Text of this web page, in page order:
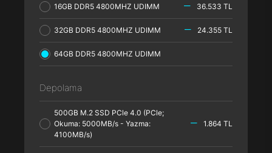
16GB DDR5 4800MHZ UDIMM 36.533 TL
32GB DDR5 4800MHZ UDIMM 24.355 TL
64GB DDR5 4800MHZ UDIMM
Depolama
500GB M.2 SSD PCle 4.0 (PCle;
Okuma: 5000MB/s - Yazma:
4100MB/s)
1.864 TL